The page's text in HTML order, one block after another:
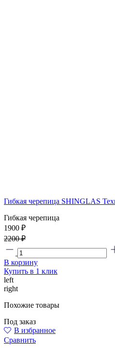
Гибкая черепица SHINGLAS
Гибкая черепица
1900 ₽
2200 ₽
В корзину
Купить в 1 клик
left
right
Похожие товары
Под заказ
В избранное
Сравнить